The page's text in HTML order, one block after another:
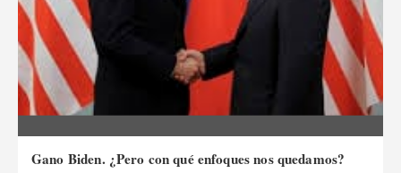
Gano Biden. ¿Pero con qué enfoques nos quedamos?